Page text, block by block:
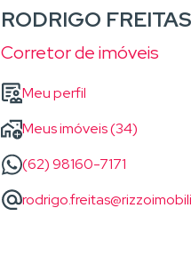
RODRIGO FREITAS
Corretor de imóveis
Meu perfil
Meus imóveis (34)
(62) 98160-7171